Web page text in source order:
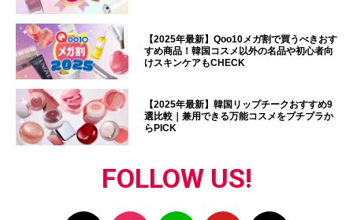
【2025年最新】Qoo10メガ割で買うべきおす
すめ商品！韓国コスメ以外の名品や初心者向
けスキンケアもCHECK
【2025年最新】韓国リップチークおすすめ9
選比較｜兼用できる万能コスメをプチプラか
らPICK
FOLLOW US!